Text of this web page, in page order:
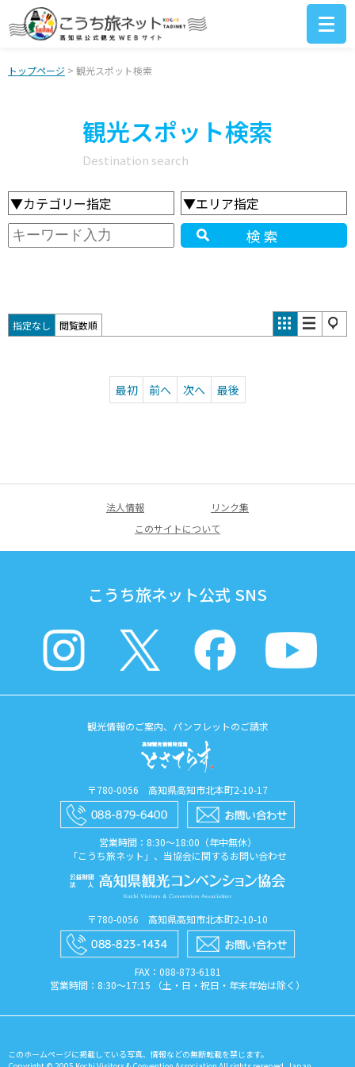
トップページ > 観光スポット検索
観光スポット検索
Destination search
▼カテゴリー指定 ▼エリア指定
検索
指定なし 閲覧数順
最初 前へ 次へ 最後
法人情報
リンク集
このサイトについて
こうち旅ネット公式 SNS
観光情報のご案内、パンフレットのご請求
〒780-0056 高知県高知市北本町2-10-17
営業時間：8:30〜18:00（年中無休）
「こうち旅ネット」、当協会に関するお問い合わせ
〒780-0056 高知県高知市北本町2-10-10
FAX：088​-873​-6181
営業時間：8:30〜17:15 （土・日・祝日・年末年始は除く）
このホームページに掲載している写真、情報などの無断転載を禁じます。